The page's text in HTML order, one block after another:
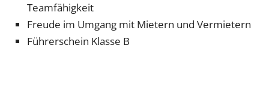
Teamfähigkeit
Freude im Umgang mit Mietern und Vermietern
Führerschein Klasse B